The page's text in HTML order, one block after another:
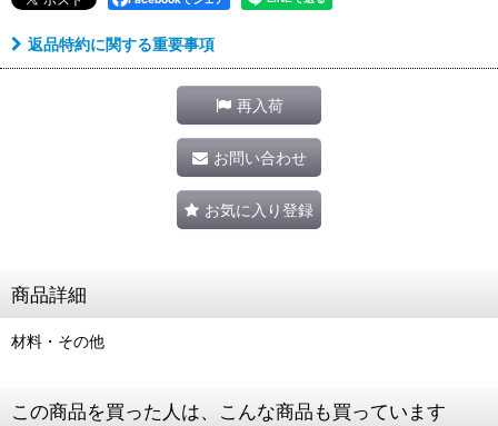
返品特約に関する重要事項
再入荷
お問い合わせ
お気に入り登録
商品詳細
材料・その他
この商品を買った人は、こんな商品も買っています